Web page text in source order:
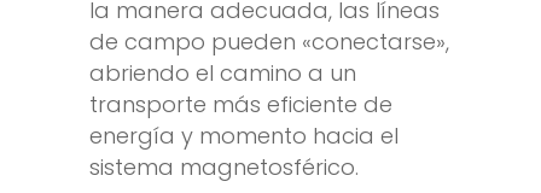
la manera adecuada, las líneas
de campo pueden «conectarse»,
abriendo el camino a un
transporte más eficiente de
energía y momento hacia el
sistema magnetosférico.